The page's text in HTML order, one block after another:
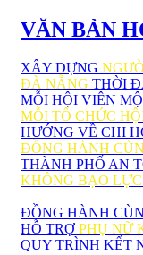
VĂN BẢN
XÂY DỰNG
ĐÀ NẴNG THỜI
MỖI HỘI VIÊN
MỖI TỔ CHỨC
HƯỚNG VỀ CHI
ĐỒNG HÀNH
THÀNH PHỐ AN
KHÔNG BẠO
ĐỒNG HÀNH
HỖ TRỢ PHỤ NỮ
QUY TRÌNH KẾT